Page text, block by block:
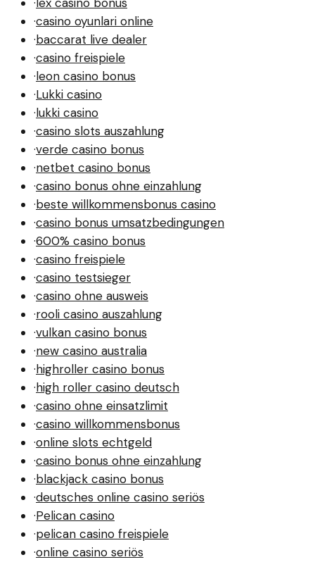
·casino oyunlari online
·baccarat live dealer
·casino freispiele
·leon casino bonus
·Lukki casino
·lukki casino
·casino slots auszahlung
·verde casino bonus
·netbet casino bonus
·casino bonus ohne einzahlung
·beste willkommensbonus casino
·casino bonus umsatzbedingungen
·600% casino bonus
·casino freispiele
·casino testsieger
·casino ohne ausweis
·rooli casino auszahlung
·vulkan casino bonus
·new casino australia
·highroller casino bonus
·high roller casino deutsch
·casino ohne einsatzlimit
·casino willkommensbonus
·online slots echtgeld
·casino bonus ohne einzahlung
·blackjack casino bonus
·deutsches online casino seriös
·Pelican casino
·pelican casino freispiele
·online casino seriös